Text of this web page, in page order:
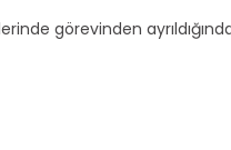
görevinden